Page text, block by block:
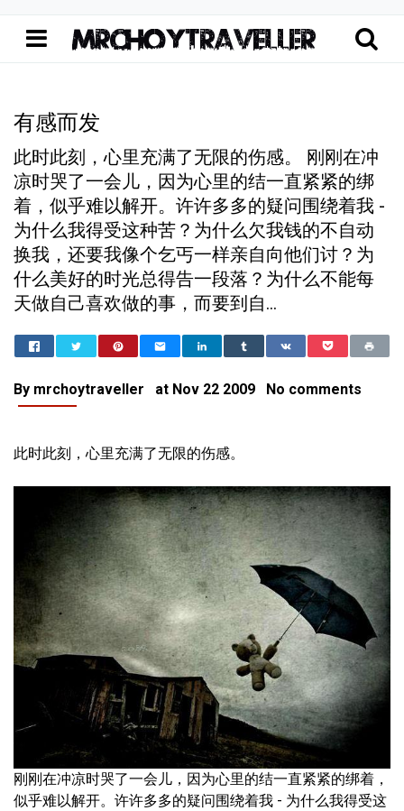
有感而发
此时此刻，心里充满了无限的伤感。 刚刚在冲
凉时哭了一会儿，因为心里的结一直紧紧的绑
着，似乎难以解开。许许多多的疑问围绕着我 -
为什么我得受这种苦？为什么欠我钱的不自动
换我，还要我像个乞丐一样亲自向他们讨？为
什么美好的时光总得告一段落？为什么不能每
天做自己喜欢做的事，而要到自...
Home
封锁的心灵世界
有感而发
By mrchoytraveller at Nov 22 2009 No comments
此时此刻，心里充满了无限的伤感。
刚刚在冲凉时哭了一会儿，因为心里的结一直紧紧的绑着，
似乎难以解开。许许多多的疑问围绕着我 - 为什么我得受这